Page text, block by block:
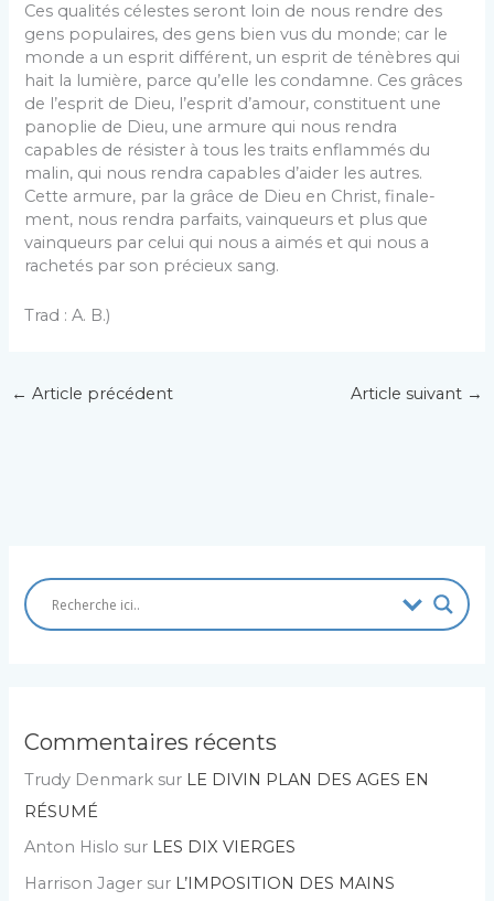
Ces qualités célestes seront loin de nous rendre des
gens populaires, des gens bien vus du monde; car le
monde a un esprit différent, un esprit de ténèbres qui
hait la lumière, parce qu’elle les condamne. Ces grâces
de l’esprit de Dieu, l’esprit d’amour, constituent une
panoplie de Dieu, une ar­mure qui nous rendra
capables de résister à tous les traits enflammés du
malin, qui nous rendra capables d’aider les autres.
Cette armure, par la grâce de Dieu en Christ, finale­
ment, nous rendra parfaits, vainqueurs et plus que
vainqueurs par celui qui nous a aimés et qui nous a
rachetés par son précieux sang.
Trad : A. B.)
← Article précédent Article suivant →
Commentaires récents
Trudy Denmark sur LE DIVIN PLAN DES AGES EN
RÉSUMÉ
Anton Hislo sur LES DIX VIERGES
Harrison Jager sur L’IMPOSITION DES MAINS